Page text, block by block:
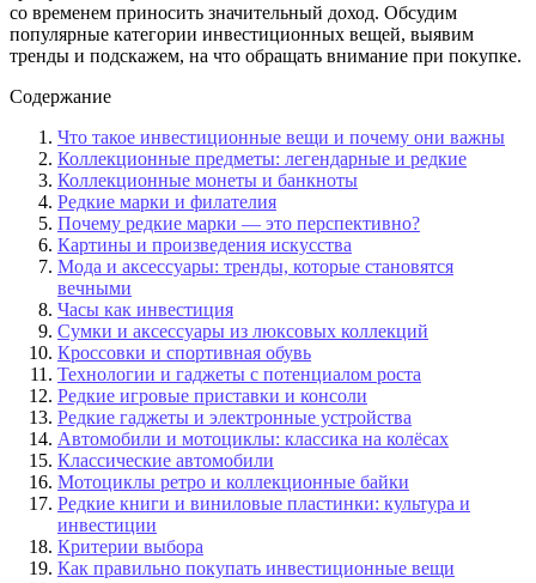
со временем приносить значительный доход. Обсудим
популярные категории инвестиционных вещей, выявим
тренды и подскажем, на что обращать внимание при покупке.
Содержание
Что такое инвестиционные вещи и почему они важны
Коллекционные предметы: легендарные и редкие
Коллекционные монеты и банкноты
Редкие марки и филателия
Почему редкие марки — это перспективно?
Картины и произведения искусства
Мода и аксессуары: тренды, которые становятся
вечными
Часы как инвестиция
Сумки и аксессуары из люксовых коллекций
Кроссовки и спортивная обувь
Технологии и гаджеты с потенциалом роста
Редкие игровые приставки и консоли
Редкие гаджеты и электронные устройства
Автомобили и мотоциклы: классика на колёсах
Классические автомобили
Мотоциклы ретро и коллекционные байки
Редкие книги и виниловые пластинки: культура и
инвестиции
Критерии выбора
Как правильно покупать инвестиционные вещи